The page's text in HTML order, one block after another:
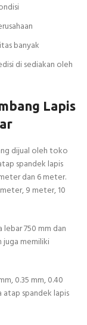
banyak
di sediakan oleh
Lapis
dijual oleh toko
spandek lapis
dan 6 meter.
9 meter, 10
750 mm dan
juga memiliki
0.35 mm, 0.40
atap spandek lapis